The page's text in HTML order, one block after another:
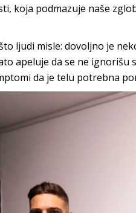
koja podmazuje naše
ljudi misle: dovoljno je
apeluje da se ne ignorišu
da je telu potrebna